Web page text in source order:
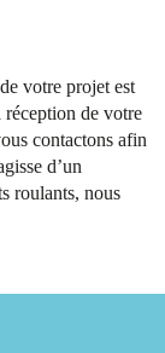
votre projet est
de votre
contactons afin
d’un
roulants, nous